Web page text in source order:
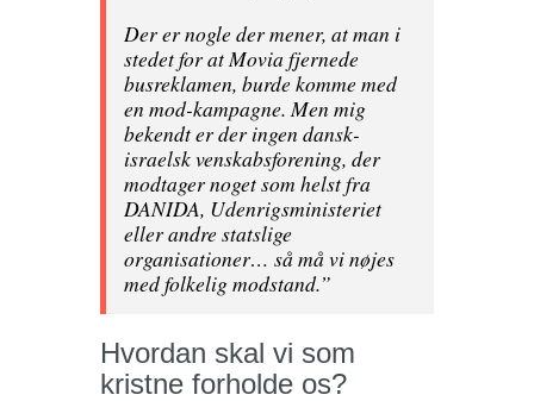
Der er nogle der mener, at man i
stedet for at Movia fjernede
busreklamen, burde komme med
en mod-kampagne. Men mig
bekendt er der ingen dansk-
israelsk venskabsforening, der
modtager noget som helst fra
DANIDA, Udenrigsministeriet
eller andre statslige
organisationer… så må vi nøjes
med folkelig modstand.”
Hvordan skal vi som
kristne forholde os?